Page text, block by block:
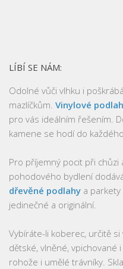
LÍBÍ SE NÁM:
Odolné vůči vlhku i
mazlíčkům. Vinylové
pro vás ideálním řešením.
kamene se hodí do
Pro příjemný pocit při
pohodového bydlení
dřevěné podlahy a
jedinečné a originální.
Vybíráte-li koberec, určitě
dětské, vlněné, vpichované
rohože i umělé trávníky.